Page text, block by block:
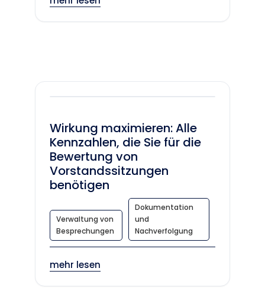
Wirkung maximieren: Alle
Kennzahlen, die Sie für die
Bewertung von
Vorstandssitzungen
benötigen
Verwaltung von
Besprechungen
Dokumentation
und
Nachverfolgung
mehr lesen